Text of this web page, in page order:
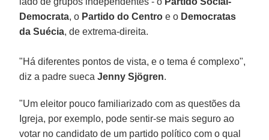
Democrata, o Partido do Centro e o Democratas
da Suécia, de extrema-direita.
"Há diferentes pontos de vista, e o tema é complexo",
diz a padre suecaJenny Sjögren.
"Um eleitor pouco familiarizado com as questões da
Igreja, por exemplo, pode sentir-se mais seguro ao
votar no candidato de um partido político com o qual